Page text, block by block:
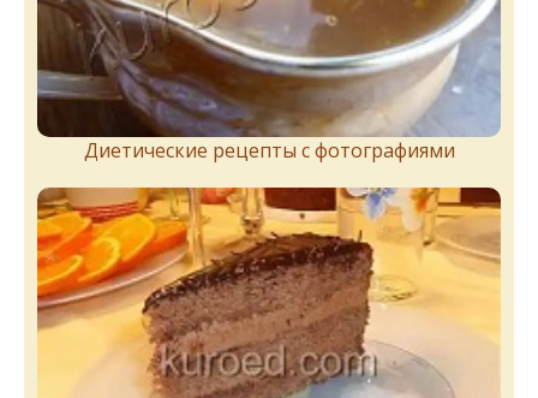
Диетические рецепты с фотографиями